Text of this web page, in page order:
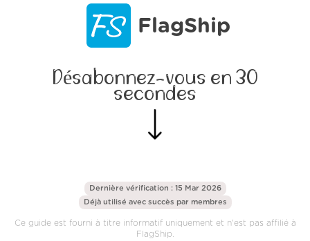
FlagShip
Désabonnez-vous en 30
secondes
Dernière vérification : 15 Mar 2026
Déjà utilisé avec succès par membres
Ce guide est fourni à titre informatif uniquement et n'est pas affilié à
FlagShip.